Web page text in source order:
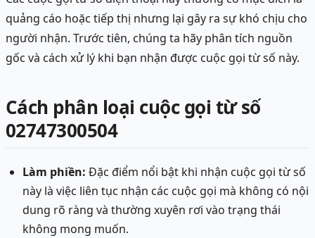
quảng cáo hoặc tiếp thị nhưng lại gây ra sự khó chịu cho
người nhận. Trước tiên, chúng ta hãy phân tích nguồn
gốc và cách xử lý khi bạn nhận được cuộc gọi từ số này.
Cách phân loại cuộc gọi từ số
02747300504
Làm phiền: Đặc điểm nổi bật khi nhận cuộc gọi từ số
này là việc liên tục nhận các cuộc gọi mà không có nội
dung rõ ràng và thường xuyên rơi vào trạng thái
không mong muốn.